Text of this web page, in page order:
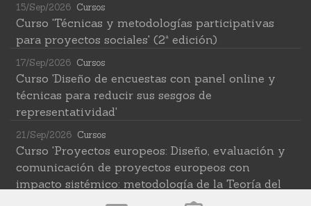
15/Sep/2026 Cursos
Curso 'Técnicas y metodologías participativas
para proyectos sociales' (2ª edición)
17/Sep/2026 Cursos
Curso 'Diseño de encuestas con panel online y
técnicas para reducir sus sesgos de
representatividad'
21/Sep/2026 Cursos
Curso 'Proyectos europeos: Diseño, evaluación y
comunicación de proyectos europeos con
impacto sistémico: metodología de la Teoría del